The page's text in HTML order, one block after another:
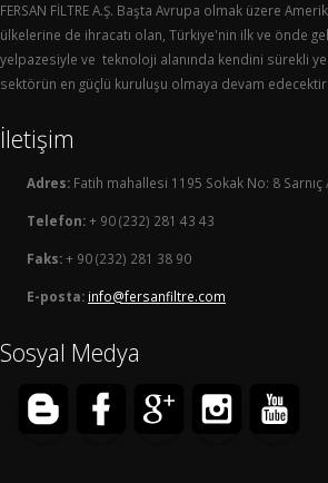
FERSAN FİLTRE A.Ş. Başta Avrupa olmak üzere
ülkelerine de ihracatı olan, Türkiye'nin ilk ve önde
yelpazesiyle ve teknoloji alanında kendini sürekli
sektörün en güçlü kuruluşu olmaya devam edecektir.
İletişim
Adres: Fatih mahallesi 1195 Sokak No: 8
Telefon:+ 90 (232) 281 43 43
Faks:+ 90 (232) 281 38 90
E-posta: info@fersanfiltre.com
Sosyal Medya